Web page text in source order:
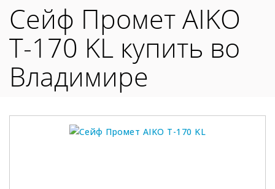
Сейф Промет AIKO
Т-170 KL купить во
Владимире